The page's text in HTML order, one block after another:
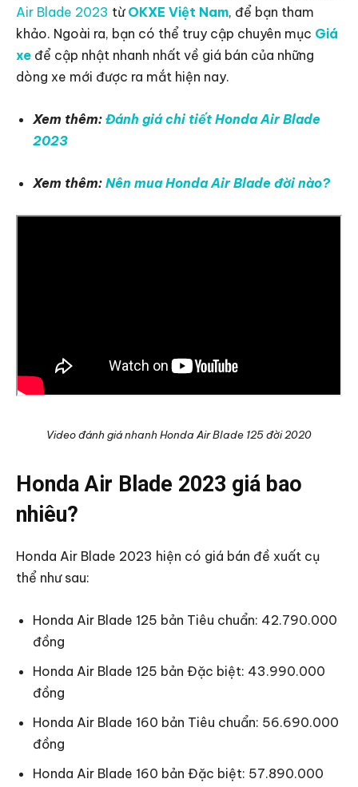
Air Blade 2023 từ OKXE Việt Nam, để bạn tham
khảo. Ngoài ra, bạn có thể truy cập chuyên mục Giá
xe để cập nhật nhanh nhất về giá bán của những
dòng xe mới được ra mắt hiện nay.
Xem thêm: Đánh giá chi tiết Honda Air Blade
2023
Xem thêm: Nên mua Honda Air Blade đời nào?
Video đánh giá nhanh Honda Air Blade 125 đời 2020
Honda Air Blade 2023 giá bao
nhiêu?
Honda Air Blade 2023 hiện có giá bán đề xuất cụ
thể như sau:
Honda Air Blade 125 bản Tiêu chuẩn: 42.790.000
đồng
Honda Air Blade 125 bản Đặc biệt: 43.990.000
đồng
Honda Air Blade 160 bản Tiêu chuẩn: 56.690.000
đồng
Honda Air Blade 160 bản Đặc biệt: 57.890.000